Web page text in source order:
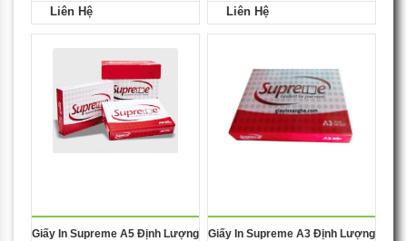
Liên Hệ Liên Hệ
Giấy In Supreme A5 Định Lượng
Giấy In Supreme A3 Định Lượng